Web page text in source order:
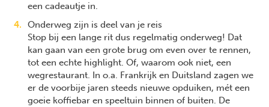
een cadeautje in.
Onderweg zijn is deel van je reis
Stop bij een lange rit dus regelmatig onderweg! Dat
kan gaan van een grote brug om even over te rennen,
tot een echte highlight. Of, waarom ook niet, een
wegrestaurant. In o.a. Frankrijk en Duitsland zagen we
er de voorbije jaren steeds nieuwe opduiken, mét een
goeie koffiebar en speeltuin binnen of buiten. De